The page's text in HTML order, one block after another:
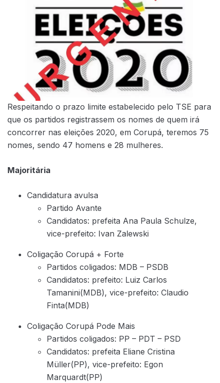
Respeitando o prazo limite estabelecido pelo TSE para
que os partidos registrassem os nomes de quem irá
concorrer nas eleições 2020, em Corupá, teremos 75
nomes, sendo 47 homens e 28 mulheres.
Majoritária
Candidatura avulsa
Partido Avante
Candidatos: prefeita Ana Paula Schulze,
vice-prefeito: Ivan Zalewski
Coligação Corupá + Forte
Partidos coligados: MDB – PSDB
Candidatos: prefeito: Luiz Carlos
Tamanini(MDB), vice-prefeito: Claudio
Finta(MDB)
Coligação Corupá Pode Mais
Partidos coligados: PP – PDT – PSD
Candidatos: prefeita Eliane Cristina
Müller(PP), vice-prefeito: Egon
Marquardt(PP)